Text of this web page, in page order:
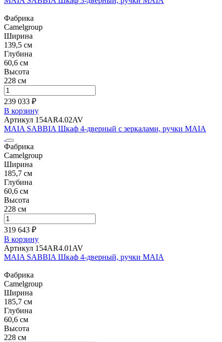
Фабрика
Camelgroup
Ширина
139,5 см
Глубина
60,6 см
Высота
228 см
239 033 ₽
В корзину
Артикул 154AR4.02AV
MAIA SABBIA Шкаф 4-дверный с зеркалами, ручки MAIA
Фабрика
Camelgroup
Ширина
185,7 см
Глубина
60,6 см
Высота
228 см
319 643 ₽
В корзину
Артикул 154AR4.01AV
MAIA SABBIA Шкаф 4-дверный, ручки MAIA
Фабрика
Camelgroup
Ширина
185,7 см
Глубина
60,6 см
Высота
228 см